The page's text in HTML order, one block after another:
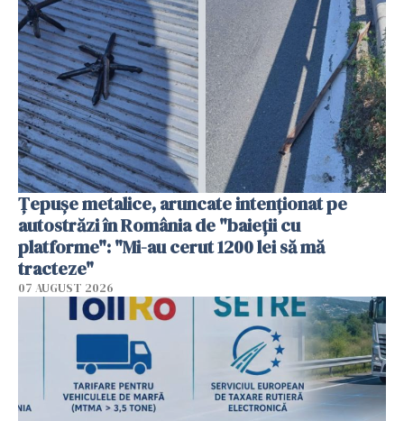
Țepușe metalice, aruncate intenționat pe
autostrăzi în România de "baieții cu
platforme": "Mi-au cerut 1200 lei să mă
tracteze"
07 AUGUST 2026